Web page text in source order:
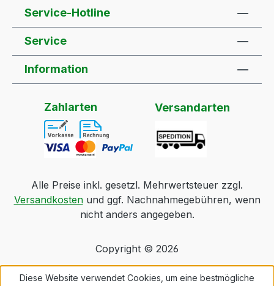
Service-Hotline
Service
Information
Zahlarten Versandarten
Alle Preise inkl. gesetzl. Mehrwertsteuer zzgl.
Versandkostenund ggf. Nachnahmegebühren, wenn
nicht anders angegeben.
Copyright © 2026
Diese Website verwendet Cookies, um eine bestmögliche